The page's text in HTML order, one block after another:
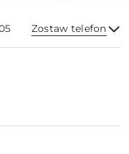
Zostaw telefon